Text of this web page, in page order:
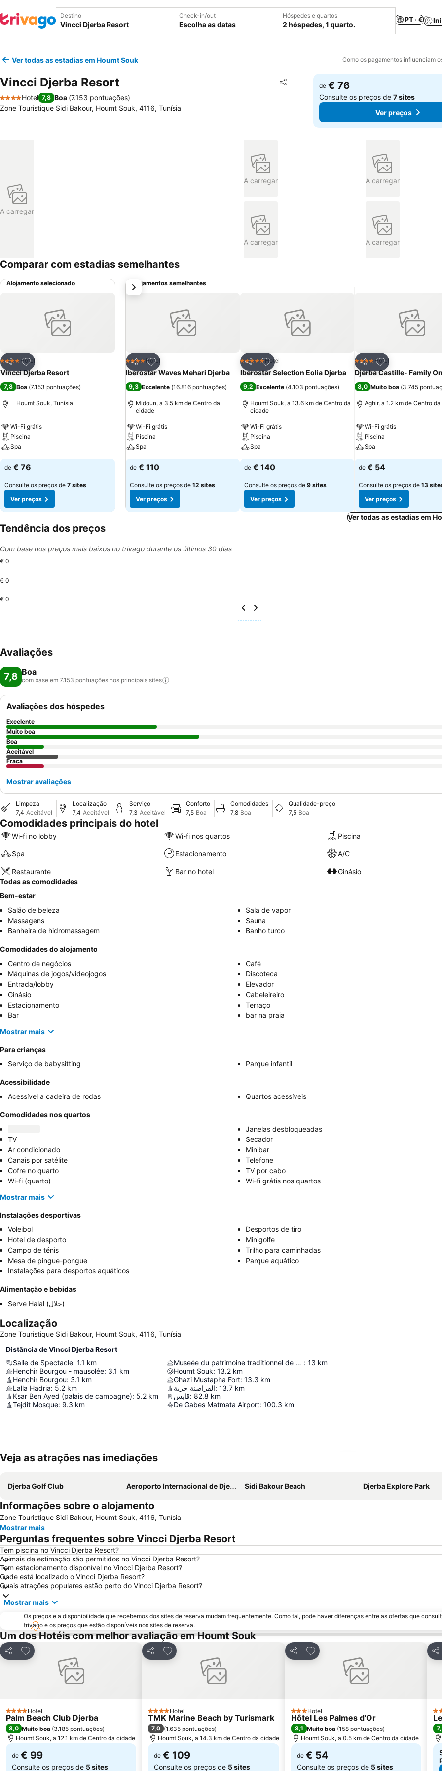
Destino Check-in/out
Escolha as datas
Hóspedes e quartos
2 hóspedes, 1 quarto.
PT · €
Ver todas as estadias em Houmt Souk Como os pagamentos influenciam
Vincci Djerba Resort Partilhar
Adicionar aos favoritos
4 Estrelas
Hotel 7,8 Boa (7.153 pontuações)
Zone Touristique Sidi Bakour, Houmt Souk, 4116, Tunísia
de € 76
Consulte os preços de7 sites
Ver preços
A carregar
A carregar A carregar
A carregar A carregar
Comparar com estadias semelhantes
Alojamento selecionado
Partilhar
Adicionar aos favoritos
4 EstrelasHotel
Vincci Djerba Resort
7,8 Boa (7.153 pontuações)
Houmt Souk, Tunísia
Wi-Fi grátis
Piscina
Spa
de € 76
Consulte os preços de 7 sites
Ver preços
Alojamentos semelhantes
Partilhar
Adicionar aos favoritos
4 EstrelasHotel
Iberostar Waves Mehari Djerba
9,3 Excelente (16.816 pontuações)
Midoun, a 3.5 km de Centro da
cidade
Wi-Fi grátis
Piscina
Spa
de € 110
Consulte os preços de 12 sites
Ver preços
Partilhar
Adicionar aos favoritos
5 EstrelasHotel
Iberostar Selection Eolia Djerba
9,2 Excelente (4.103 pontuações)
Houmt Souk, a 13.6 km de Centro da
cidade
Wi-Fi grátis
Piscina
Spa
de € 140
Consulte os preços de 9 sites
Ver preços
Partilhar
Adicionar aos
4 EstrelasHotel
Djerba Castille- Family
8,0 Muito boa (3.745
Aghir, a 1.2 km de Centro
Wi-Fi grátis
Piscina
Spa
de € 54
Consulte os preços de 13
Ver preços
próximo
Ver todas as estadias em
Tendência dos preços
Com base nos preços mais baixos no trivago durante os últimos 30 dias
€ 0
€ 0
€ 0
Avaliações
7,8 Boa
com base em 7.153 pontuações nos principais sites
Avaliações dos hóspedes
Excelente
Muito boa
Boa
Aceitável
Fraca
Mostrar avaliações
Limpeza
7,4 Aceitável
Localização
7,4 Aceitável
Serviço
7,3 Aceitável
Conforto
7,5 Boa
Comodidades
7,8 Boa
Qualidade-preço
7,5 Boa
Comodidades principais do hotel
Wi-fi no lobby Wi-fi nos quartos Piscina
Spa Estacionamento A/C
Restaurante Bar no hotel
Ginásio
Todas as comodidades
Bem-estar
Salão de beleza
Sala de vapor
Massagens
Sauna
Banheira de hidromassagem
Banho turco
Comodidades do alojamento
Centro de negócios
Café
Máquinas de jogos/videojogos
Discoteca
Entrada/lobby
Elevador
Ginásio
Cabeleireiro
Estacionamento
Terraço
Bar
bar na praia
Mostrar mais
Para crianças
Serviço de babysitting
Parque infantil
Acessibilidade
Acessível a cadeira de rodas
Quartos acessíveis
Comodidades nos quartos
Janelas desbloqueadas
TV
Secador
Ar condicionado
Minibar
Canais por satélite
Telefone
Cofre no quarto
TV por cabo
Wi-fi (quarto)
Wi-fi grátis nos quartos
Mostrar mais
Instalações desportivas
Voleibol
Desportos de tiro
Hotel de desporto
Minigolfe
Campo de ténis
Trilho para caminhadas
Mesa de pingue-pongue
Parque aquático
Instalações para desportos aquáticos
Alimentação e bebidas
Serve Halal (حلال)
Localização
Zone Touristique Sidi Bakour, Houmt Souk, 4116, Tunísia
Distância de Vincci Djerba Resort
Salle de Spectacle: 1.1 km
Henchir Bourgou - mausolée: 3.1 km
Henchir Bourgou: 3.1 km
Lalla Hadria: 5.2 km
Ksar Ben Ayed (palais de campagne): 5.2 km
Tejdit Mosque: 9.3 km
Museée du patrimoine traditionnel de Djerba : 13 km
Houmt Souk: 13.2 km
Ghazi Mustapha Fort: 13.3 km
القراصنة جربة: 13.7 km
قابس: 82.8 km
De Gabes Matmata Airport: 100.3 km
Veja as atrações nas imediações
Djerba Golf Club Aeroporto Internacional de Djerba-Zarzis Sidi Bakour Beach Djerba Explore Park
Informações sobre o alojamento
Zone Touristique Sidi Bakour, Houmt Souk, 4116, Tunísia
Mostrar mais
Perguntas frequentes sobre Vincci Djerba Resort
Tem piscina no Vincci Djerba Resort?
Animais de estimação são permitidos no Vincci Djerba Resort?
Tem estacionamento disponível no Vincci Djerba Resort?
Onde está localizado o Vincci Djerba Resort?
Quais atrações populares estão perto do Vincci Djerba Resort?
Mostrar mais
Os preços e a disponibilidade que recebemos dos sites de reserva mudam frequentemente. Como tal, pode haver diferenças entre as ofertas que
trivago e os preços que estão disponíveis nos sites de reserva.
Um dos Hotéis com melhor avaliação em Houmt Souk
Partilhar
Adicionar aos favoritos
4 Estrelas
Hotel
Palm Beach Club Djerba
8,0 Muito boa (3.185 pontuações)
Houmt Souk, a 12.1 km de Centro da cidade
de € 99
Consulte os preços de 5 sites
Partilhar
Adicionar aos favoritos
4 Estrelas
Hotel
TMK Marine Beach by Turismark
7,0 (1.635 pontuações)
Houmt Souk, a 14.3 km de Centro da cidade
de € 109
Consulte os preços de 5 sites
Partilhar
Adicionar aos favoritos
3 Estrelas
Hotel
Hôtel Les Palmes d'Or
8,1 Muito boa (158 pontuações)
Houmt Souk, a 0.5 km de Centro da cidade
de € 54
Consulte os preços de 5 sites
3